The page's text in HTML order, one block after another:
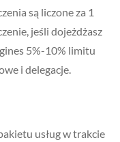
są liczone za 1
jeśli dojeżdżasz
5%-10% limitu
i delegacje.
usług w trakcie